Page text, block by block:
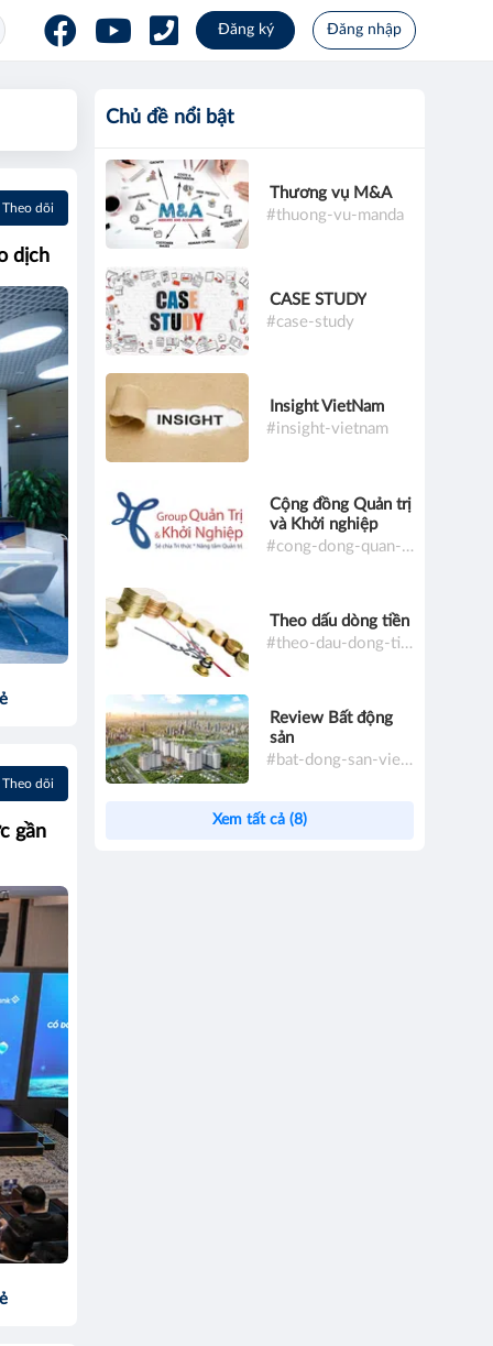
Đăng ký Đăng nhập
Theo dõi
dịch
Theo dõi
gần
Chủ đề nổi bật
Thương vụ M&A
#thuong-vu-manda
CASE STUDY
#case-study
Insight VietNam
#insight-vietnam
Cộng đồng Quản trị
và Khởi nghiệp
#cong-dong-quan-tri-va-khoi-nghiep
Theo dấu dòng tiền
#theo-dau-dong-tien
Review Bất động
sản
#bat-dong-san-viet-nam
Xem tất cả (8)